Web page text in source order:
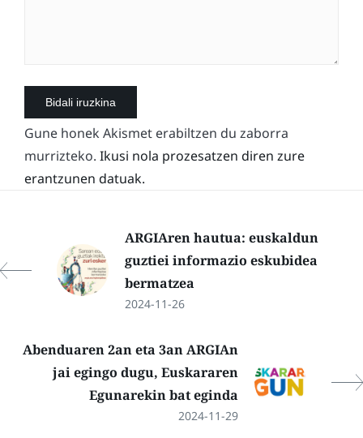
Gune honek Akismet erabiltzen du zaborra
murrizteko. Ikusi nola prozesatzen diren zure
erantzunen datuak.
ARGIAren hautua: euskaldun
guztiei informazio eskubidea
bermatzea
2024-11-26
Abenduaren 2an eta 3an ARGIAn
jai egingo dugu, Euskararen
Egunarekin bat eginda
2024-11-29